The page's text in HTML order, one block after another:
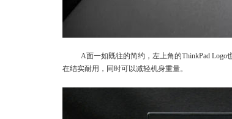
A面一如既往的简约，左上角的ThinkPad
在结实耐用，同时可以减轻机身重量。